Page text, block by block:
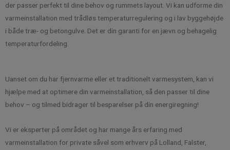
der passer perfekt til dine behov og rummets layout. Vi kan udforme din
varmeinstallation med trådløs temperaturregulering og i lav byggehøjde
i både træ- og betongulve. Det er din garanti for en jævn og behagelig
temperaturfordeling.
Uanset om du har fjernvarme eller et traditionelt varmesystem, kan vi
hjælpe med at optimere din varmeinstallation, så den passer til dine
behov – og tilmed bidrager til besparelser på din energiregning!
Vi er eksperter på området og har mange års erfaring med
varmeinstallation for private såvel som erhverv på Lolland, Falster,